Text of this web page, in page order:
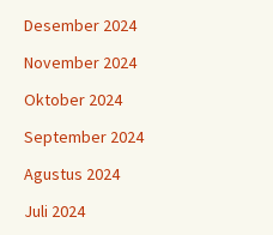
Desember 2024
November 2024
Oktober 2024
September 2024
Agustus 2024
Juli 2024